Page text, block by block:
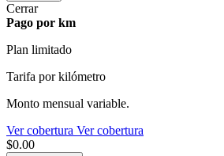
Cerrar
Pago por km
Plan limitado
Tarifa por kilómetro
Monto mensual variable.
Ver cobertura Ver cobertura
$0.00